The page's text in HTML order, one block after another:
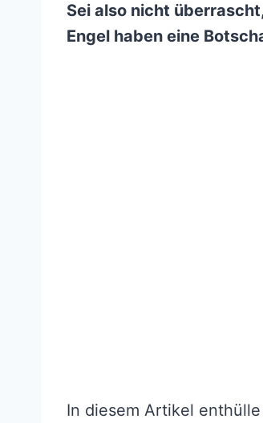
Sei also nicht
Engel haben eine
In diesem Artikel